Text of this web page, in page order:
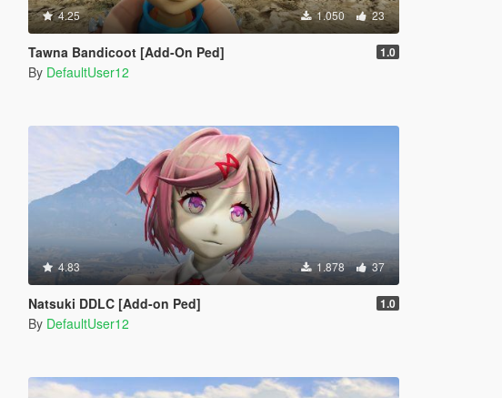
4.25 1.050 23
Tawna Bandicoot [Add-On Ped] 1.0
By DefaultUser12
4.83 1.878 37
Natsuki DDLC [Add-on Ped] 1.0
By DefaultUser12